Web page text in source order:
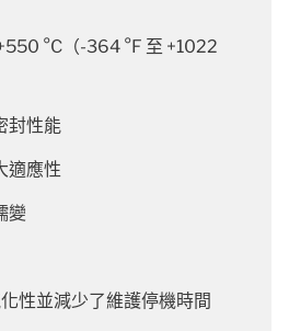
°C（-364 °F 至 +1022
封性能
適應性
變
性並減少了維護停機時間